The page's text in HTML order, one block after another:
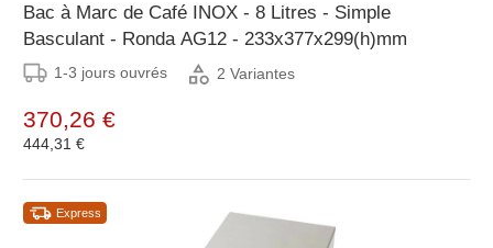
Bac à Marc de Café INOX - 8 Litres - Simple
Basculant - Ronda AG12 - 233x377x299(h)mm
1-3 jours ouvrés 2 Variantes
370,26 €
444,31 €
Express